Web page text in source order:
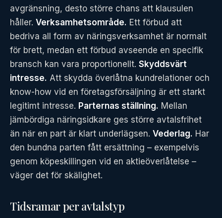
avgränsning, desto större chans att klausulen
håller. Verksamhetsområde. Ett förbud att
bedriva all form av näringsverksamhet är normalt
för brett, medan ett förbud avseende en specifik
bransch kan vara proportionellt. Skyddsvärt
intresse. Att skydda överlåtna kundrelationer och
know-how vid en företagsförsäljning är ett starkt
legitimt intresse. Parternas ställning. Mellan
jämbördiga näringsidkare ges större avtalsfrihet
än när en part är klart underlägsen. Vederlag. Har
den bundna parten fått ersättning – exempelvis
genom köpeskillingen vid en aktieöverlåtelse –
väger det för skälighet.
Tidsramar per avtalstyp